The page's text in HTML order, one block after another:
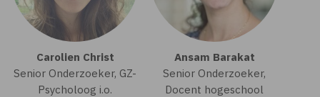
Carolien Christ
Senior Onderzoeker, GZ-
Psycholoog i.o.
Ansam Barakat
Senior Onderzoeker,
Docent hogeschool